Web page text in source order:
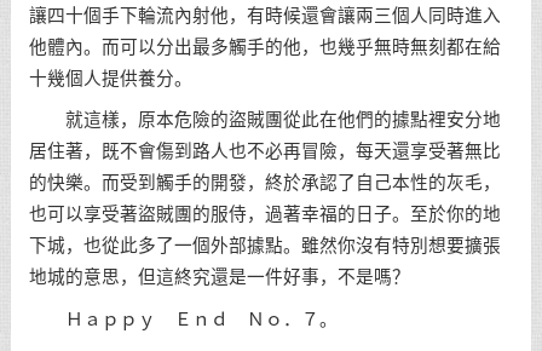
讓四十個手下輪流內射他，有時候還會讓兩三個人同時進入
他體內。而可以分出最多觸手的他，也幾乎無時無刻都在給
十幾個人提供養分。
就這樣，原本危險的盜賊團從此在他們的據點裡安分地
居住著，既不會傷到路人也不必再冒險，每天還享受著無比
的快樂。而受到觸手的開發，終於承認了自己本性的灰毛，
也可以享受著盜賊團的服侍，過著幸福的日子。至於你的地
下城，也從此多了一個外部據點。雖然你沒有特別想要擴張
地城的意思，但這終究還是一件好事，不是嗎？
Ｈａｐｐｙ Ｅｎｄ Ｎｏ．７。